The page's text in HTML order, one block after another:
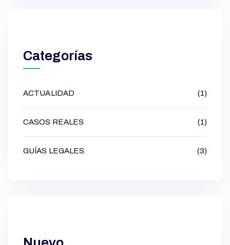
Categorías
ACTUALIDAD (1)
CASOS REALES (1)
GUÍAS LEGALES (3)